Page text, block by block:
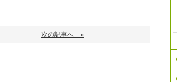
次の記事へ »